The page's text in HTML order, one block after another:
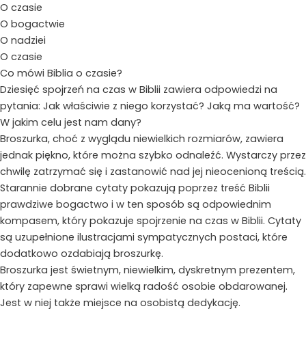
O czasie
O bogactwie
O nadziei
O czasie
Co mówi Biblia o czasie?
Dziesięć spojrzeń na czas w Biblii zawiera odpowiedzi na
pytania: Jak właściwie z niego korzystać? Jaką ma wartość?
W jakim celu jest nam dany?
Broszurka, choć z wyglądu niewielkich rozmiarów, zawiera
jednak piękno, które można szybko odnaleźć. Wystarczy przez
chwilę zatrzymać się i zastanowić nad jej nieocenioną treścią.
Starannie dobrane cytaty pokazują poprzez treść Biblii
prawdziwe bogactwo i w ten sposób są odpowiednim
kompasem, który pokazuje spojrzenie na czas w Biblii. Cytaty
są uzupełnione ilustracjami sympatycznych postaci, które
dodatkowo ozdabiają broszurkę.
Broszurka jest świetnym, niewielkim, dyskretnym prezentem,
który zapewne sprawi wielką radość osobie obdarowanej.
Jest w niej także miejsce na osobistą dedykację.